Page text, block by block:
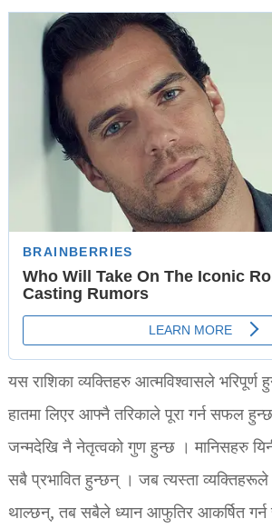
यस राशिका व्यक्तिहरु आत्मविश्वासले
हातमा लिएर आफ्नै तरिकाले पूरा गर्न सफल
जन्मदेखि नै नेतृत्वको गुण हुन्छ । मानिसहरु
सबै प्रभावित हुन्छन् । जब त्यस्ता
थाल्छन्, तब सबैले ध्यान आफुतिर आकर्षित